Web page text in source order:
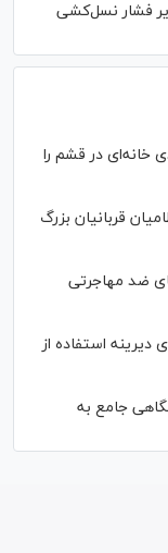
فشار نسل‌کشی
با بمب ۲ هزار پوندی خانه‌ای در قشم را
قربانیان بزرگ
ضد مهاجرتی
دیرینه استفاده از
جامع به